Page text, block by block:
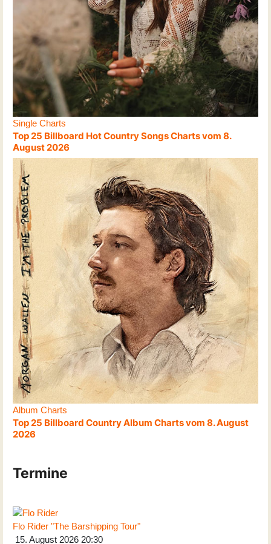
Single Charts
Top 25 Billboard Hot Country Songs Charts vom 8.
August 2026
Album Charts
Top 25 Billboard Country Album Charts vom 8. August
2026
Termine
Flo Rider "The Barshipping Tour"
15. August 2026 20:30